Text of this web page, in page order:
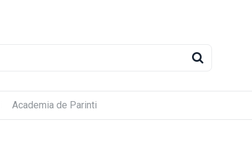
Academia de Parinti